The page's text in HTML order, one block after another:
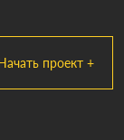
проект +